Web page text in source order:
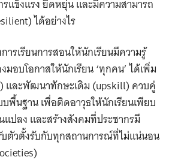
แข็งแรง ยืดหยุ่น และมีความสามารถ
ได้อย่างไร
ารเรียนการสอนให้นักเรียนมีความรู้
อบโอกาสให้นักเรียน ‘ทุกคน’ ได้เพิ่ม
และพัฒนาทักษะเดิม (upskill) ควบคู่
พื้นฐาน เพื่อติดอาวุธให้นักเรียนเพียบ
ปลง และสร้างสังคมที่ประชากรมี
บตัวตั้งรับกับทุกสถานการณ์ที่ไม่แน่นอน